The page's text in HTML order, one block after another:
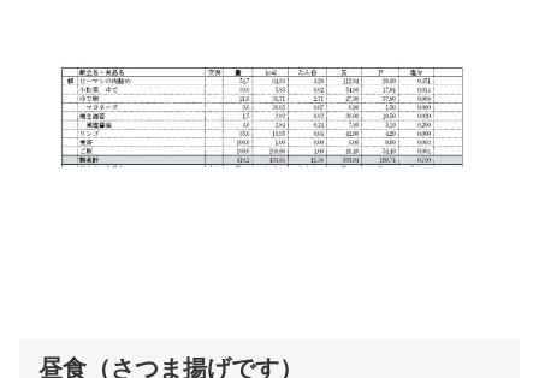
昼食（さつま揚げです）